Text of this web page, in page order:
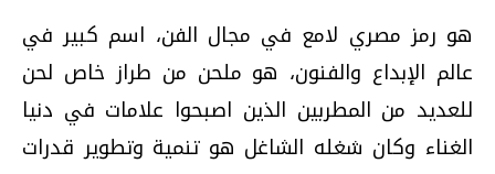
هو رمز مصري لامع في مجال الفن، اسم كبير في
عالم الإبداع والفنون، هو ملحن من طراز خاص لحن
للعديد من المطربين الذين اصبحوا علامات في دنيا
الغناء وكان شغله الشاغل هو تنمية وتطوير قدرات